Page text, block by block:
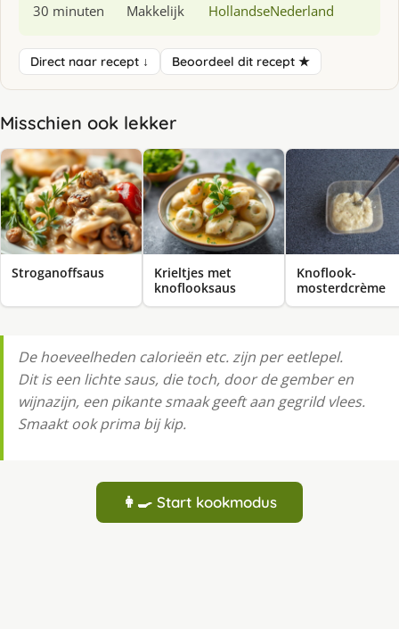
30 minuten Makkelijk HollandseNederland
Direct naar recept ↓ Beoordeel dit recept ★
Misschien ook lekker
Stroganoffsaus
Krieltjes met
knoflooksaus
Knoflook-
mosterdcrème
De hoeveelheden calorieën etc. zijn per eetlepel.
Dit is een lichte saus, die toch, door de gember en
wijnazijn, een pikante smaak geeft aan gegrild vlees.
Smaakt ook prima bij kip.
👩‍🍳 Start kookmodus